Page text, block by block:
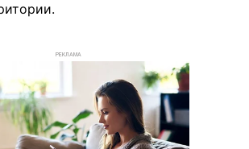
РЕКЛАМА